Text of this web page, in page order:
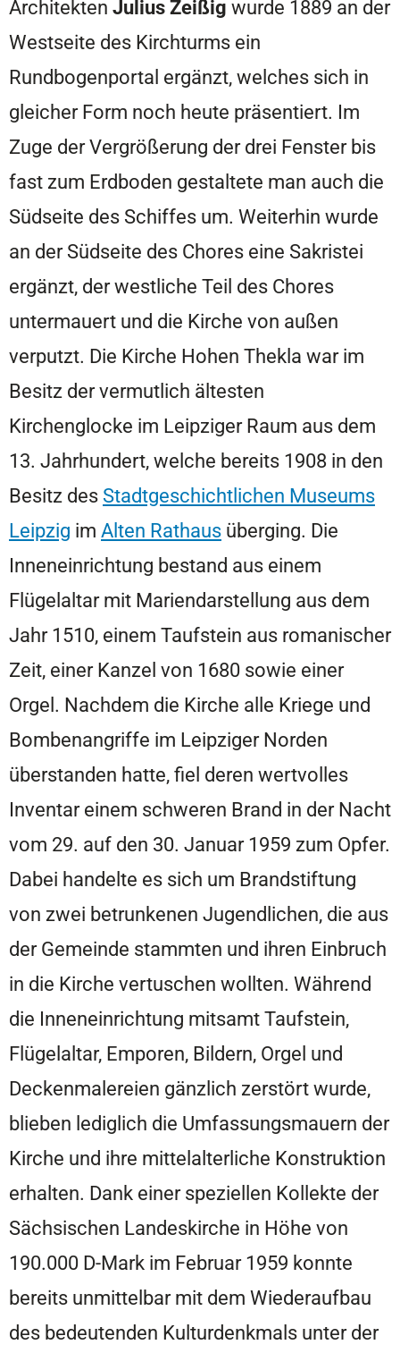
Architekten Julius Zeißig wurde 1889 an der
Westseite des Kirchturms ein
Rundbogenportal ergänzt, welches sich in
gleicher Form noch heute präsentiert. Im
Zuge der Vergrößerung der drei Fenster bis
fast zum Erdboden gestaltete man auch die
Südseite des Schiffes um. Weiterhin wurde
an der Südseite des Chores eine Sakristei
ergänzt, der westliche Teil des Chores
untermauert und die Kirche von außen
verputzt. Die Kirche Hohen Thekla war im
Besitz der vermutlich ältesten
Kirchenglocke im Leipziger Raum aus dem
13. Jahrhundert, welche bereits 1908 in den
Besitz des Stadtgeschichtlichen Museums
Leipzig im Alten Rathaus überging. Die
Inneneinrichtung bestand aus einem
Flügelaltar mit Mariendarstellung aus dem
Jahr 1510, einem Taufstein aus romanischer
Zeit, einer Kanzel von 1680 sowie einer
Orgel. Nachdem die Kirche alle Kriege und
Bombenangriffe im Leipziger Norden
überstanden hatte, fiel deren wertvolles
Inventar einem schweren Brand in der Nacht
vom 29. auf den 30. Januar 1959 zum Opfer.
Dabei handelte es sich um Brandstiftung
von zwei betrunkenen Jugendlichen, die aus
der Gemeinde stammten und ihren Einbruch
in die Kirche vertuschen wollten. Während
die Inneneinrichtung mitsamt Taufstein,
Flügelaltar, Emporen, Bildern, Orgel und
Deckenmalereien gänzlich zerstört wurde,
blieben lediglich die Umfassungsmauern der
Kirche und ihre mittelalterliche Konstruktion
erhalten. Dank einer speziellen Kollekte der
Sächsischen Landeskirche in Höhe von
190.000 D-Mark im Februar 1959 konnte
bereits unmittelbar mit dem Wiederaufbau
des bedeutenden Kulturdenkmals unter der